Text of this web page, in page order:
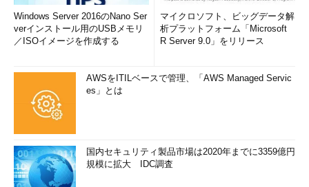
Windows Server 2016のNano Ser
verインストール用のUSBメモリ
／ISOイメージを作成する
マイクロソフト、ビッグデータ解
析プラットフォーム「Microsoft
R Server 9.0」をリリース
AWSをITILベースで管理、「AWS Managed Servic
es」とは
国内セキュリティ製品市場は2020年までに3359億円
規模に拡大 IDC調査